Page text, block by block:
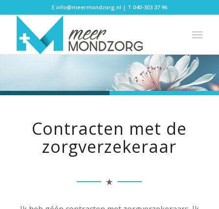
E info@meermondzorg.nl | T 040-303 37 96
Contracten met de
zorgverzekeraar